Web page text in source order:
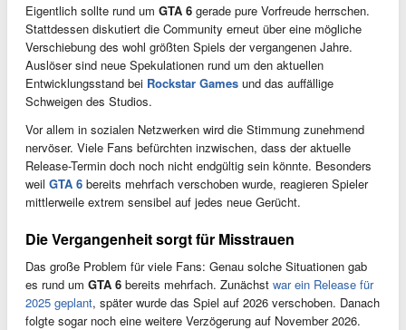
Eigentlich sollte rund um GTA 6 gerade pure Vorfreude herrschen.
Stattdessen diskutiert die Community erneut über eine mögliche
Verschiebung des wohl größten Spiels der vergangenen Jahre.
Auslöser sind neue Spekulationen rund um den aktuellen
Entwicklungsstand bei Rockstar Games und das auffällige
Schweigen des Studios.
Vor allem in sozialen Netzwerken wird die Stimmung zunehmend
nervöser. Viele Fans befürchten inzwischen, dass der aktuelle
Release-Termin doch noch nicht endgültig sein könnte. Besonders
weil GTA 6 bereits mehrfach verschoben wurde, reagieren Spieler
mittlerweile extrem sensibel auf jedes neue Gerücht.
Die Vergangenheit sorgt für Misstrauen
Das große Problem für viele Fans: Genau solche Situationen gab
es rund um GTA 6 bereits mehrfach. Zunächst war ein Release für
2025 geplant, später wurde das Spiel auf 2026 verschoben. Danach
folgte sogar noch eine weitere Verzögerung auf November 2026.